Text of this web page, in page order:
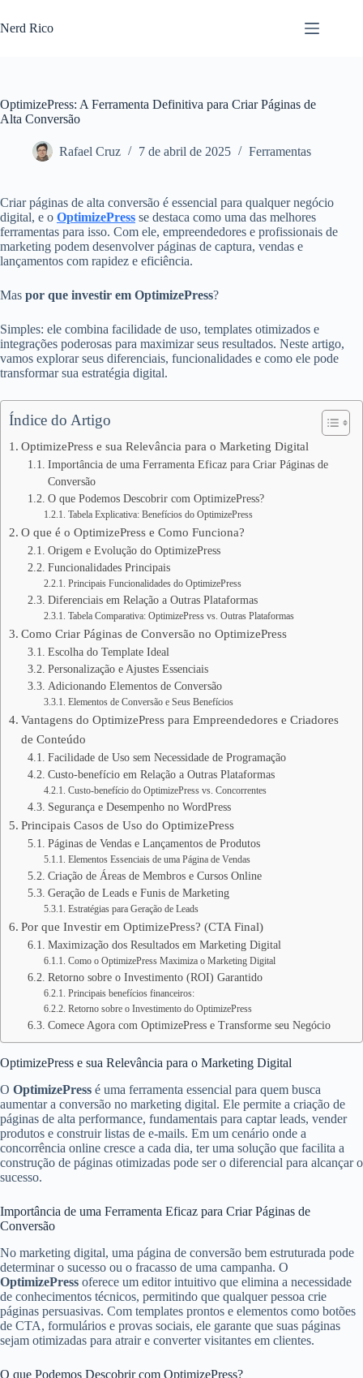
Nerd Rico
OptimizePress: A Ferramenta Definitiva para Criar Páginas de
Alta Conversão
Rafael Cruz 7 de abril de 2025 Ferramentas
Criar páginas de alta conversão é essencial para qualquer negócio
digital, e o OptimizePress se destaca como uma das melhores
ferramentas para isso. Com ele, empreendedores e profissionais de
marketing podem desenvolver páginas de captura, vendas e
lançamentos com rapidez e eficiência.
Mas por que investir em OptimizePress?
Simples: ele combina facilidade de uso, templates otimizados e
integrações poderosas para maximizar seus resultados. Neste artigo,
vamos explorar seus diferenciais, funcionalidades e como ele pode
transformar sua estratégia digital.
Índice do Artigo
OptimizePress e sua Relevância para o Marketing Digital
Importância de uma Ferramenta Eficaz para Criar Páginas de
Conversão
O que Podemos Descobrir com OptimizePress?
Tabela Explicativa: Benefícios do OptimizePress
O que é o OptimizePress e Como Funciona?
Origem e Evolução do OptimizePress
Funcionalidades Principais
Principais Funcionalidades do OptimizePress
Diferenciais em Relação a Outras Plataformas
Tabela Comparativa: OptimizePress vs. Outras Plataformas
Como Criar Páginas de Conversão no OptimizePress
Escolha do Template Ideal
Personalização e Ajustes Essenciais
Adicionando Elementos de Conversão
Elementos de Conversão e Seus Benefícios
Vantagens do OptimizePress para Empreendedores e Criadores
de Conteúdo
Facilidade de Uso sem Necessidade de Programação
Custo-benefício em Relação a Outras Plataformas
Custo-benefício do OptimizePress vs. Concorrentes
Segurança e Desempenho no WordPress
Principais Casos de Uso do OptimizePress
Páginas de Vendas e Lançamentos de Produtos
Elementos Essenciais de uma Página de Vendas
Criação de Áreas de Membros e Cursos Online
Geração de Leads e Funis de Marketing
Estratégias para Geração de Leads
Por que Investir em OptimizePress? (CTA Final)
Maximização dos Resultados em Marketing Digital
Como o OptimizePress Maximiza o Marketing Digital
Retorno sobre o Investimento (ROI) Garantido
Principais benefícios financeiros:
Retorno sobre o Investimento do OptimizePress
Comece Agora com OptimizePress e Transforme seu Negócio
OptimizePress e sua Relevância para o Marketing Digital
O OptimizePress é uma ferramenta essencial para quem busca
aumentar a conversão no marketing digital. Ele permite a criação de
páginas de alta performance, fundamentais para captar leads, vender
produtos e construir listas de e-mails. Em um cenário onde a
concorrência online cresce a cada dia, ter uma solução que facilita a
construção de páginas otimizadas pode ser o diferencial para alcançar o
sucesso.
Importância de uma Ferramenta Eficaz para Criar Páginas de
Conversão
No marketing digital, uma página de conversão bem estruturada pode
determinar o sucesso ou o fracasso de uma campanha. O
OptimizePress oferece um editor intuitivo que elimina a necessidade
de conhecimentos técnicos, permitindo que qualquer pessoa crie
páginas persuasivas. Com templates prontos e elementos como botões
de CTA, formulários e provas sociais, ele garante que suas páginas
sejam otimizadas para atrair e converter visitantes em clientes.
O que Podemos Descobrir com OptimizePress?